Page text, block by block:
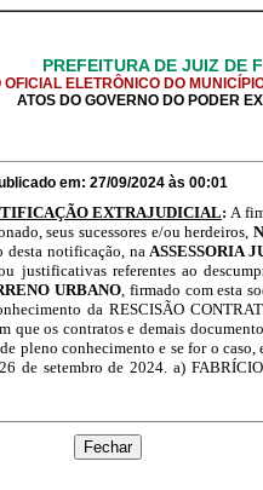
PREFEITURA DE JUIZ DE
OFICIAL ELETRÔNICO DO
ATOS DO GOVERNO DO PODER
em: 27/09/2024 às 00:01
EXTRAJUDICIAL:A
seus sucessores e/ou herdeiros,
desta notificação, naASSESSORIA
justificativas referentes ao
URBANO, firmado com esta
da RESCISÃO
que os contratos e demais
pleno conhecimento e se for o
de setembro de 2024. a)